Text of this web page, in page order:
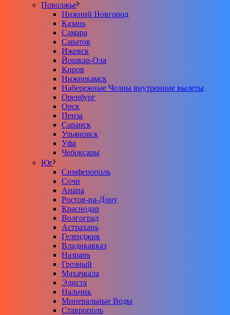
Поволжье
Нижний Новгород
Казань
Самара
Саратов
Ижевск
Йошкар-Ола
Киров
Нижнекамск
Набережные Челны внутренние вылеты
Оренбург
Орск
Пенза
Саранск
Ульяновск
Уфа
Чебоксары
Юг
Симферополь
Сочи
Анапа
Ростов-на-Дону
Краснодар
Волгоград
Астрахань
Геленджик
Владикавказ
Назрань
Грозный
Махачкала
Элиста
Нальчик
Минеральные Воды
Ставрополь